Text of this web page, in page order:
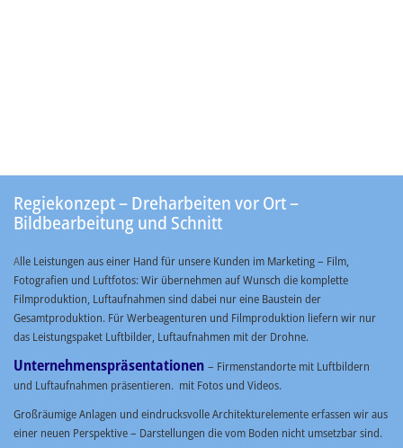
Regiekonzept – Dreharbeiten vor Ort –
Bildbearbeitung und Schnitt
Alle Leistungen aus einer Hand für unsere Kunden im Marketing – Film,
Fotografien und Luftfotos: Wir übernehmen auf Wunsch die komplette
Filmproduktion, Luftaufnahmen sind dabei nur eine Baustein der
Gesamtproduktion. Für Werbeagenturen und Filmproduktion liefern wir nur
das Leistungspaket Luftbilder, Luftaufnahmen mit der Drohne.
Unternehmenspräsentationen – Firmenstandorte mit Luftbildern
und Luftaufnahmen präsentieren. mit Fotos und Videos.
Großräumige Anlagen und eindrucksvolleArchitekturelementeerfassen wir aus
einer neuen Perspektive – Darstellungen die vom Boden nicht umsetzbar sind.